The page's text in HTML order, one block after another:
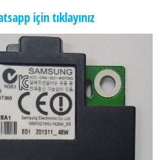
için tıklayınız